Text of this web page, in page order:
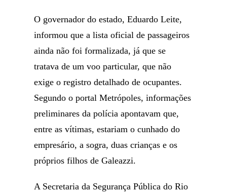
O governador do estado, Eduardo Leite,
informou que a lista oficial de passageiros
ainda não foi formalizada, já que se
tratava de um voo particular, que não
exige o registro detalhado de ocupantes.
Segundo o portal Metrópoles, informações
preliminares da polícia apontavam que,
entre as vítimas, estariam o cunhado do
empresário, a sogra, duas crianças e os
próprios filhos de Galeazzi.
A Secretaria da Segurança Pública do Rio